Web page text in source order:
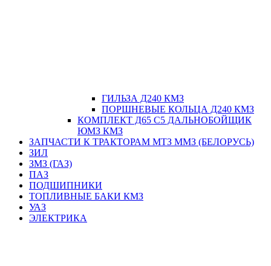
ГИЛЬЗА Д240 КМЗ
ПОРШНЕВЫЕ КОЛЬЦА Д240 КМЗ
КОМПЛЕКТ Д65 С5 ДАЛЬНОБОЙЩИК
ЮМЗ КМЗ
ЗАПЧАСТИ К ТРАКТОРАМ МТЗ ММЗ (БЕЛОРУСЬ)
ЗИЛ
ЗМЗ (ГАЗ)
ПАЗ
ПОДШИПНИКИ
ТОПЛИВНЫЕ БАКИ КМЗ
УАЗ
ЭЛЕКТРИКА